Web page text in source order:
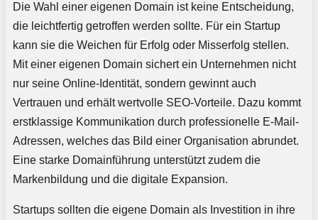
Die Wahl einer eigenen Domain ist keine Entscheidung,
die leichtfertig getroffen werden sollte. Für ein Startup
kann sie die Weichen für Erfolg oder Misserfolg stellen.
Mit einer eigenen Domain sichert ein Unternehmen nicht
nur seine Online-Identität, sondern gewinnt auch
Vertrauen und erhält wertvolle SEO-Vorteile. Dazu kommt
erstklassige Kommunikation durch professionelle E-Mail-
Adressen, welches das Bild einer Organisation abrundet.
Eine starke Domainführung unterstützt zudem die
Markenbildung und die digitale Expansion.
Startups sollten die eigene Domain als Investition in ihre